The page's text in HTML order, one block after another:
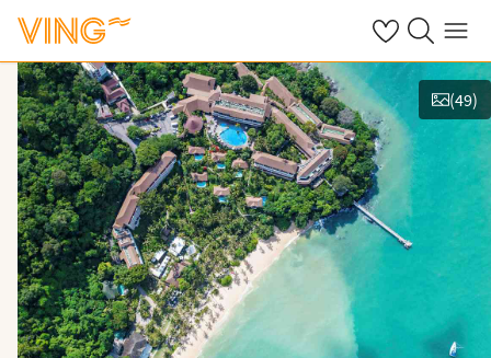
Se dine sparte
Søk påMeny
Vis bilder
(49)